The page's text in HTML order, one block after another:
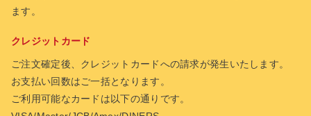
ます。
クレジットカード
ご注文確定後、クレジットカードへの請求が発生いたします。
お支払い回数はご一括となります。
ご利用可能なカードは以下の通りです。